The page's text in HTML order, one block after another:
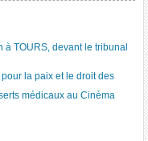
à TOURS, devant le tribunal
la paix et le droit des
médicaux au Cinéma